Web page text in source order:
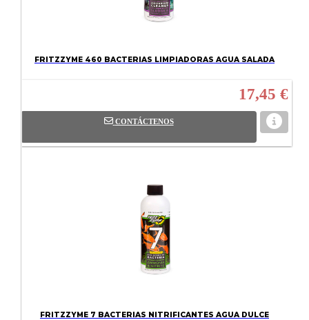
FRITZZYME 460 BACTERIAS LIMPIADORAS AGUA SALADA
17,45 €
CONTÁCTENOS
FRITZZYME 7 BACTERIAS NITRIFICANTES AGUA DULCE